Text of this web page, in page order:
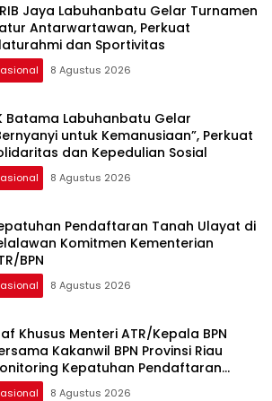
Jaya Labuhanbatu Gelar Turnamen
Antarwartawan, Perkuat
dan Sportivitas
8 Agustus 2026
Batama Labuhanbatu Gelar
untuk Kemanusiaan”, Perkuat
dan Kepedulian Sosial
8 Agustus 2026
Pendaftaran Tanah Ulayat di
Komitmen Kementerian
BPN
8 Agustus 2026
Khusus Menteri ATR/Kepala BPN
Kakanwil BPN Provinsi Riau
Kepatuhan Pendaftaran
Ulayat8 Agustus 2026